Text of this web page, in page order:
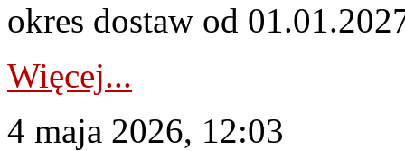
okres dostaw od
Więcej...
4 maja 2026, 12:03